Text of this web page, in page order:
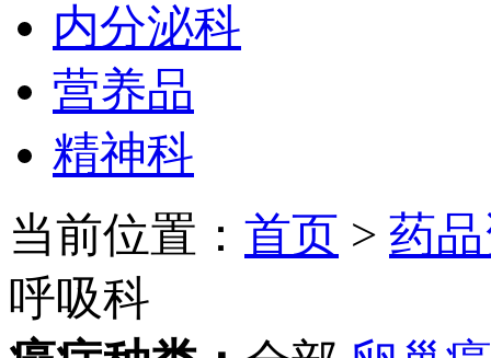
内分泌科
营养品
精神科
当前位置： 首页 > 药
呼吸科